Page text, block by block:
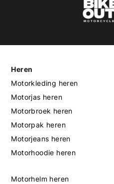
Heren
Motorkleding heren
Motorjas heren
Motorbroek heren
Motorpak heren
Motorjeans heren
Motorhoodie heren
Motorhelm heren